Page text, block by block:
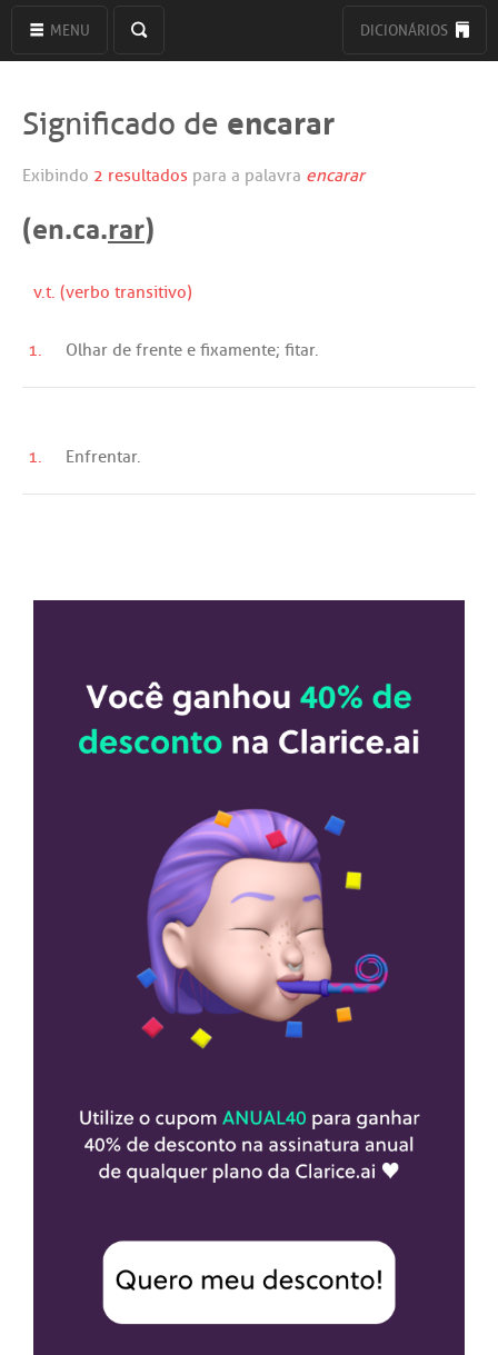
MENU DICIONÁRIOS
Significado de encarar
Exibindo 2 resultados para a palavra encarar
(en.ca.rar)
v.t. (verbo transitivo)
1. Olhar de frente e fixamente; fitar.
1. Enfrentar.